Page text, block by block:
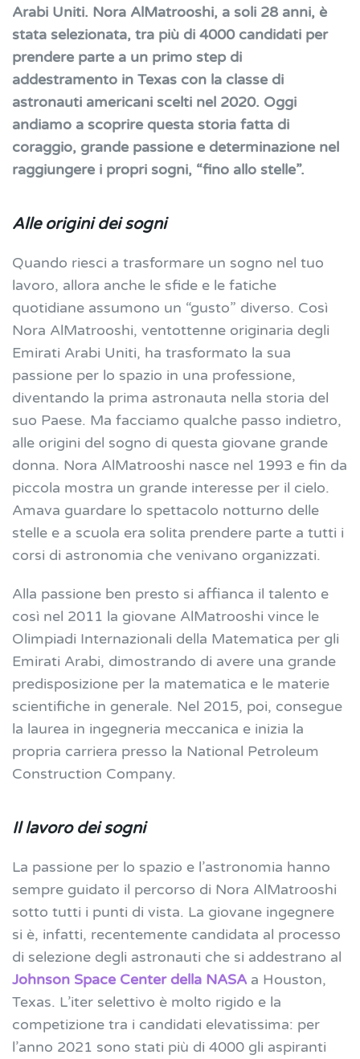
Arabi Uniti. Nora AlMatrooshi, a soli 28 anni, è
stata selezionata, tra più di 4000 candidati per
prendere parte a un primo step di
addestramento in Texas con la classe di
astronauti americani scelti nel 2020. Oggi
andiamo a scoprire questa storia fatta di
coraggio, grande passione e determinazione nel
raggiungere i propri sogni, “fino allo stelle”.
Alle origini dei sogni
Quando riesci a trasformare un sogno nel tuo
lavoro, allora anche le sfide e le fatiche
quotidiane assumono un “gusto” diverso. Così
Nora AlMatrooshi, ventottenne originaria degli
Emirati Arabi Uniti, ha trasformato la sua
passione per lo spazio in una professione,
diventando la prima astronauta nella storia del
suo Paese. Ma facciamo qualche passo indietro,
alle origini del sogno di questa giovane grande
donna. Nora AlMatrooshi nasce nel 1993 e fin da
piccola mostra un grande interesse per il cielo.
Amava guardare lo spettacolo notturno delle
stelle e a scuola era solita prendere parte a tutti i
corsi di astronomia che venivano organizzati.
Alla passione ben presto si affianca il talento e
così nel 2011 la giovane AlMatrooshi vince le
Olimpiadi Internazionali della Matematica per gli
Emirati Arabi, dimostrando di avere una grande
predisposizione per la matematica e le materie
scientifiche in generale. Nel 2015, poi, consegue
la laurea in ingegneria meccanica e inizia la
propria carriera presso la National Petroleum
Construction Company.
Il lavoro dei sogni
La passione per lo spazio e l’astronomia hanno
sempre guidato il percorso di Nora AlMatrooshi
sotto tutti i punti di vista. La giovane ingegnere
si è, infatti, recentemente candidata al processo
di selezione degli astronauti che si addestrano al
Johnson Space Centerdella NASA a Houston,
Texas. L’iter selettivo è molto rigido e la
competizione tra i candidati elevatissima: per
l’anno 2021 sono stati più di 4000 gli aspiranti